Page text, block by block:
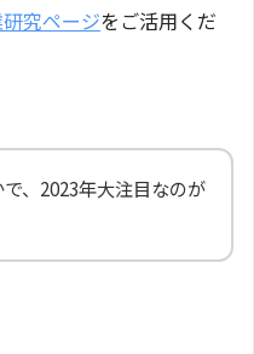
究ページをご活用くだ
、2023年大注目なのが